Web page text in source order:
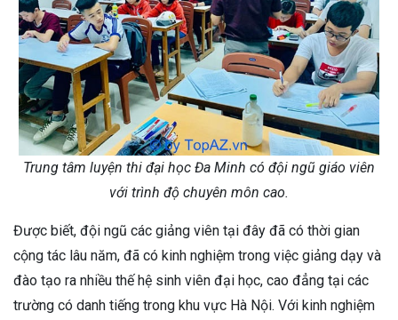
Trung tâm luyện thi đại học Đa Minh có đội ngũ giáo viên
với trình độ chuyên môn cao.
Được biết, đội ngũ các giảng viên tại đây đã có thời gian
cộng tác lâu năm, đã có kinh nghiệm trong việc giảng dạy và
đào tạo ra nhiều thế hệ sinh viên đại học, cao đẳng tại các
trường có danh tiếng trong khu vực Hà Nội. Với kinh nghiệm